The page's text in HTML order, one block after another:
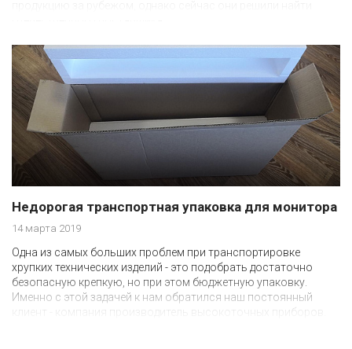
Недорогая транспортная упаковка для монитора
14 марта 2019
Одна из самых больших проблем при транспортировке
хрупких технических изделий - это подобрать достаточно
безопасную крепкую, но при этом бюджетную упаковку.
Именно с этой задачей к нам обратился наш постоянный
клиент - компания производитель высокоточных приборов.